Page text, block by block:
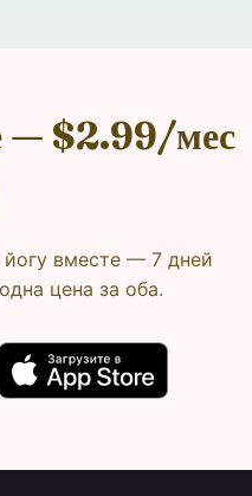
— $2.99/мес
вместе — 7 дней
цена за оба.